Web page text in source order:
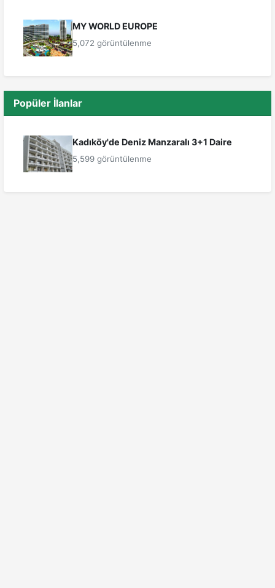
MY WORLD EUROPE
5,072 görüntülenme
Popüler İlanlar
Kadıköy'de Deniz Manzaralı 3+1 Daire
5,599 görüntülenme